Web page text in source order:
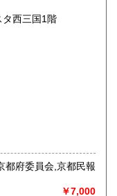
西三国1階
￥7,000